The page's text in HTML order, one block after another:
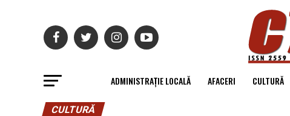
ADMINISTRAȚIE LOCALĂ AFACERI CULTURĂ
CULTURĂ